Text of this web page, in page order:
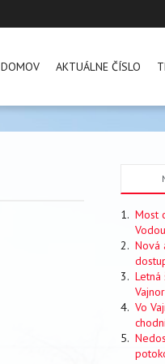
DOMOV AKTUÁLNE ČÍSLO
Most
Nová
Letná
Vo